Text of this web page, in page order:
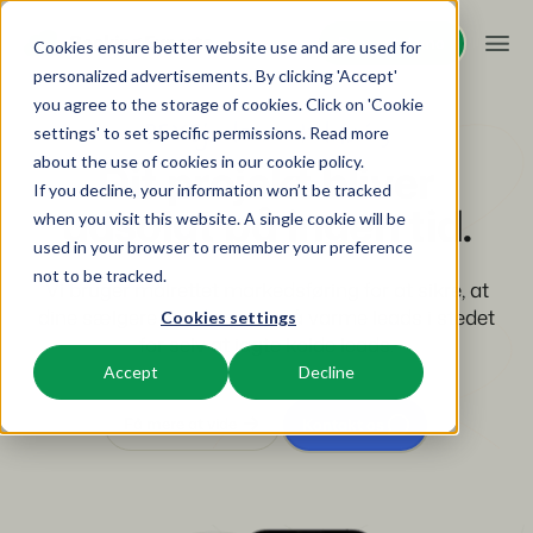
Cookies ensure better website use and are used for
personalized advertisements. By clicking 'Accept'
you agree to the storage of cookies. Click on 'Cookie
settings' to set specific permissions. Read more
about the use of cookies in our cookie policy.
If you decline, your information won’t be tracked
when you visit this website. A single cookie will be
used in your browser to remember your preference
not to be tracked.
Cookies settings
Accept Decline
Request demo
Request demo
Platform
BEX PMS
Reservationssystem
Administrer alle dine backoffice-operationer.
Vis din beholdning på en blanding af kanaler.
Øg antallet af direkte bookinger via din hjemmeside.
Integrer med dine yndlingsapps og -værktøjer.
Løsninger
Booking Experts til:
Villaer, bungalows, hytter og træhuse.
Hotelværelser, lejligheder og gæstehuse.
Resources
Viden
BEX Educate | Pro
Bliv ved med at lære, bliv ved med at lede inden for
fritidsaktiviteter.
Priser
Overview
For Holiday Parks
BEX Ejendomsmarkedsføring
Dit projekt bliver
udsolgt på ingen tid.
Vi bruger målrettet markedsføring for at sikre, at
dine sælgere kan følge op på varme leads i stedet
for selv at jagte kolde leads.